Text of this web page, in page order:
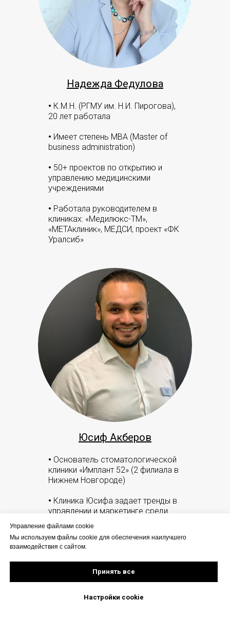
Надежда Федулова
• К.М.Н. (РГМУ им. Н.И. Пирогова),
20 лет работала
• Имеет степень MBA (Master of
business administration)
• 50+ проектов по открытию и
управлению медицинскими
учреждениями
• Работала руководителем в
клиниках: «Медилюкс-ТМ»,
«МЕТАклиник», МЕДСИ, проект «ФК
Уралсиб»
Юсиф Акберов
• Основатель стоматологической
клиники «Имплант 52» (2 филиала в
Нижнем Новгороде)
• Клиника Юсифа задает тренды в
управлении и маркетинге среди
стоматологий Новгорода
•В среднем 180 пациентов
лечатся в клинике ежемесячно
Задать вопрос
Управление файлами cookie
Мы используем файлы cookie для обеспечения наилучшего
взаимодействия с сайтом.
Принять все
Настройки сookie